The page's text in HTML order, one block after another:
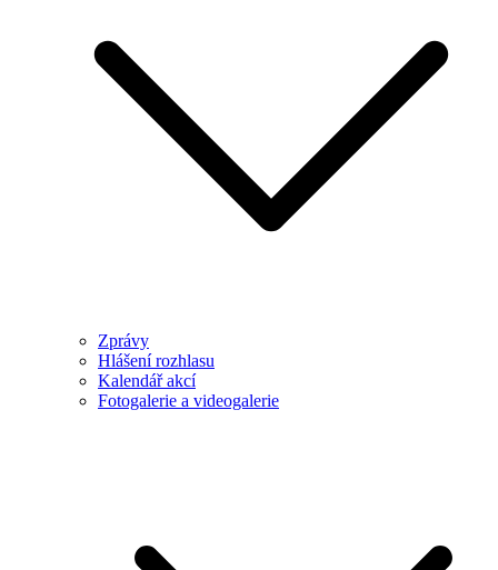
Zprávy
Hlášení rozhlasu
Kalendář akcí
Fotogalerie a videogalerie